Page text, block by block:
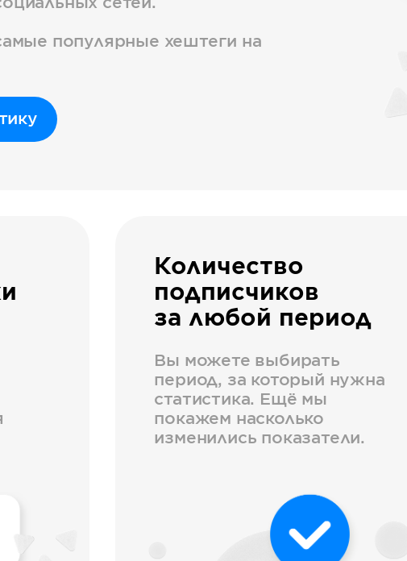
популярные хештеги на
Количество
подписчиков
за любой период
Вы можете выбирать
период, за который нужна
статистика. Ещё мы
покажем насколько
изменились показатели.